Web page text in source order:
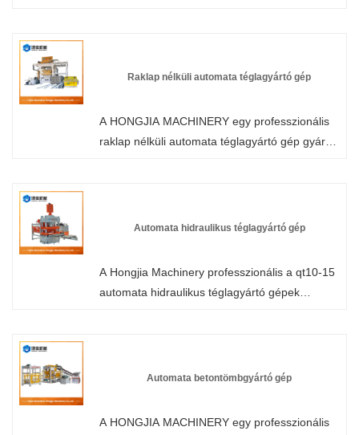
ügyfeleinknek a megfelelő konfiguráció
Raklap nélküli automata téglagyártó gép
A HONGJIA MACHINERY egy professzionális
raklap nélküli automata téglagyártó gép gyártó
Termékeinkre gyári akciós árakat biztosítunk. A
Automata hidraulikus téglagyártó gép
A Hongjia Machinery professzionális a qt10-15
automata hidraulikus téglagyártó gépek
és olcsó termékeket gyárunkból. A legjobb
Automata betontömbgyártó gép
A HONGJIA MACHINERY egy professzionális